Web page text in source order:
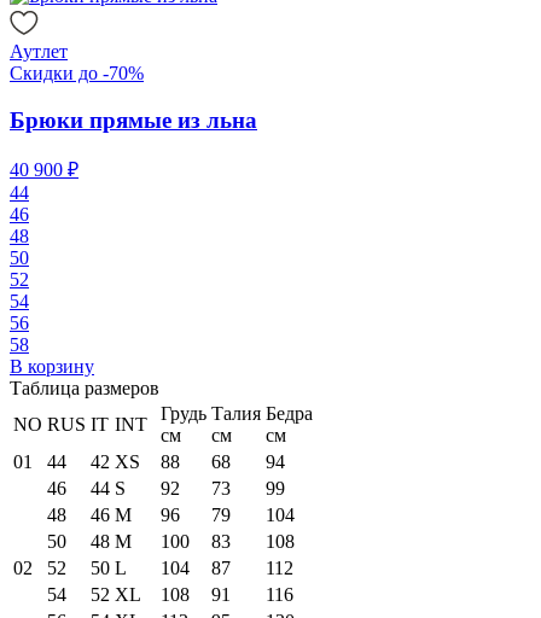
Аутлет
Скидки до -70%
Брюки прямые из льна
40 900 ₽
44
46
48
50
52
54
56
58
В корзину
Таблица размеров
NO RUS IT INT
Грудь
см
Талия
см
Бедра
см
01
44 42 XS 88 68
94
46
44 S 92 73
99
48
46 M 96 79
104
50
48 M 100 83
108
02
52 50 L 104 87
112
54
52 XL 108 91
116